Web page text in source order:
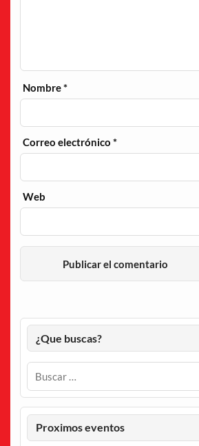
Nombre*
Correo electrónico*
Web
¿Que buscas?
Proximos eventos